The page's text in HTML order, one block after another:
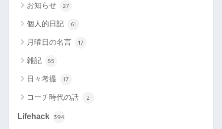
お知らせ 27
個人的日記 61
月曜日の名言 17
雑記 55
日々考撮 17
コーチ時代の話 2
Lifehack 394